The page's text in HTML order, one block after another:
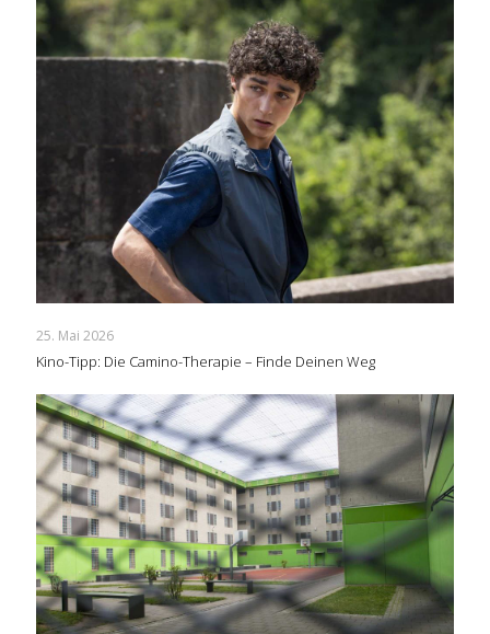
25. Mai 2026
Kino-Tipp: Die Camino-Therapie – Finde Deinen Weg